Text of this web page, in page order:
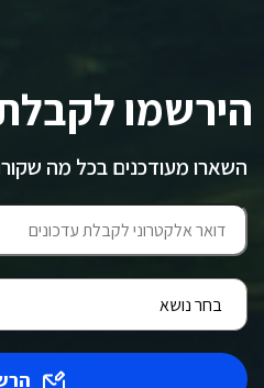
הירשמו
השארו מעודכנים בכל מה